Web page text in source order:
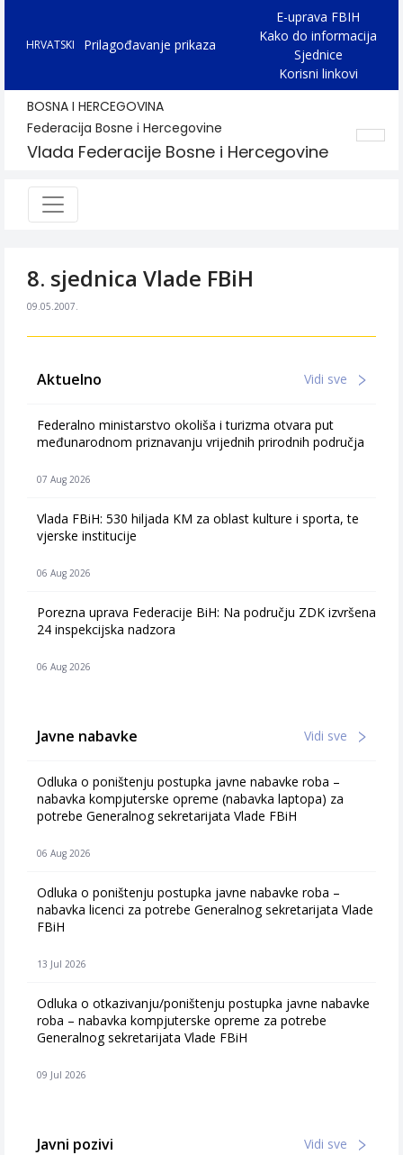
HRVATSKI Prilagođavanje prikaza
E-uprava FBIH
Kako do informacija
Sjednice
Korisni linkovi
BOSNA I HERCEGOVINA
Federacija Bosne i Hercegovine
Vlada Federacije Bosne i Hercegovine
8. sjednica Vlade FBiH
09.05.2007.
Aktuelno Vidi sve
Federalno ministarstvo okoliša i turizma otvara put
međunarodnom priznavanju vrijednih prirodnih područja
07 Aug 2026
Vlada FBiH: 530 hiljada KM za oblast kulture i sporta, te
vjerske institucije
06 Aug 2026
Porezna uprava Federacije BiH: Na području ZDK izvršena
24 inspekcijska nadzora
06 Aug 2026
Javne nabavke Vidi sve
Odluka o poništenju postupka javne nabavke roba –
nabavka kompjuterske opreme (nabavka laptopa) za
potrebe Generalnog sekretarijata Vlade FBiH
06 Aug 2026
Odluka o poništenju postupka javne nabavke roba –
nabavka licenci za potrebe Generalnog sekretarijata Vlade
FBiH
13 Jul 2026
Odluka o otkazivanju/poništenju postupka javne nabavke
roba – nabavka kompjuterske opreme za potrebe
Generalnog sekretarijata Vlade FBiH
09 Jul 2026
Javni pozivi Vidi sve